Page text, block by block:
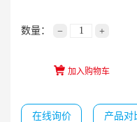
数量： − +
加入购物车
在线询价 产品对